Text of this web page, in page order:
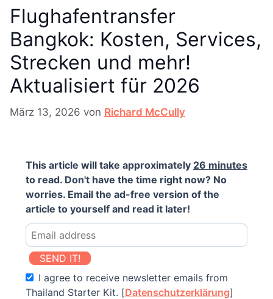
Flughafentransfer
Bangkok: Kosten, Services,
Strecken und mehr!
Aktualisiert für 2026
März 13, 2026 von Richard McCully
This article will take approximately 26 minutes
to read. Don't have the time right now? No
worries. Email the ad-free version of the
article to yourself and read it later!
SEND IT!
I agree to receive newsletter emails from
Thailand Starter Kit. [Datenschutzerklärung]